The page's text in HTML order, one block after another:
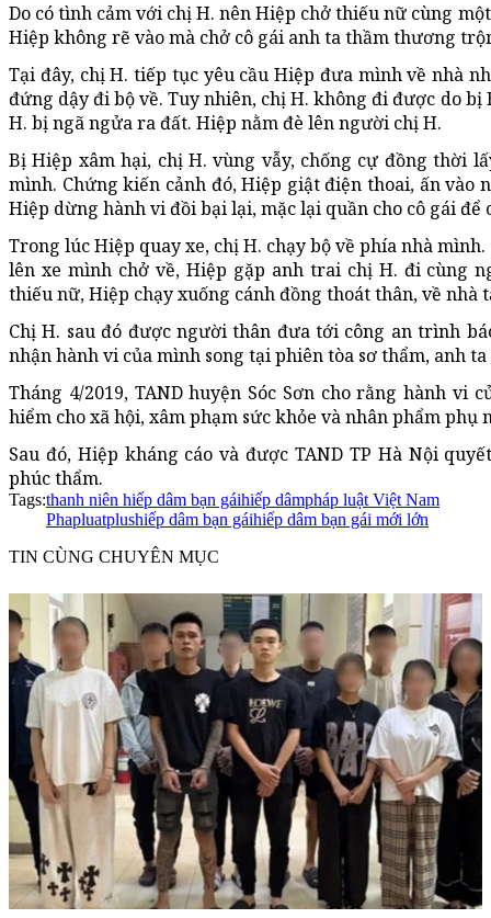
Do có tình cảm với chị H. nên Hiệp chở thiếu nữ cùng
Hiệp không rẽ vào mà chở cô gái anh ta thầm thương
Tại đây, chị H. tiếp tục yêu cầu Hiệp đưa mình về nhà
đứng dậy đi bộ về. Tuy nhiên, chị H. không đi được do
H. bị ngã ngửa ra đất. Hiệp nằm đè lên người chị H.
Bị Hiệp xâm hại, chị H. vùng vẫy, chống cự đồng thời
mình. Chứng kiến cảnh đó, Hiệp giật điện thoai, ấn vào
Hiệp dừng hành vi đồi bại lại, mặc lại quần cho cô gái để
Trong lúc Hiệp quay xe, chị H. chạy bộ về phía nhà
lên xe mình chở về, Hiệp gặp anh trai chị H. đi cùng
thiếu nữ, Hiệp chạy xuống cánh đồng thoát thân, về nhà
Chị H. sau đó được người thân đưa tới công an trình
nhận hành vi của mình song tại phiên tòa sơ thẩm, anh
Tháng 4/2019, TAND huyện Sóc Sơn cho rằng hành vi
hiểm cho xã hội, xâm phạm sức khỏe và nhân phẩm
Sau đó, Hiệp kháng cáo và được TAND TP Hà Nội
phúc thẩm.
Tags:thanh niên hiếp dâm bạn gáihiếp dâmpháp luật Việt Nam
Phapluatplushiếp dâm bạn gáihiếp dâm bạn gái mới lớn
TIN CÙNG CHUYÊN MỤC